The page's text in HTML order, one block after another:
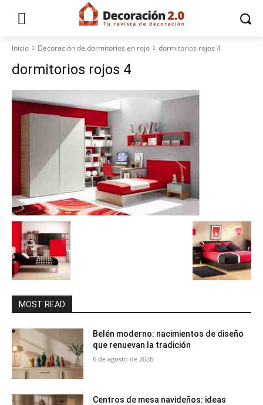
Inicio Decoración de dormitorios en rojo dormitorios rojos 4
dormitorios rojos 4
MOST READ
Belén moderno: nacimientos de diseño
que renuevan la tradición
6 de agosto de 2026
Centros de mesa navideños: ideas